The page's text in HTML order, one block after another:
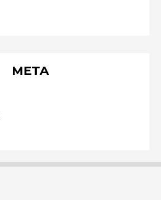
META